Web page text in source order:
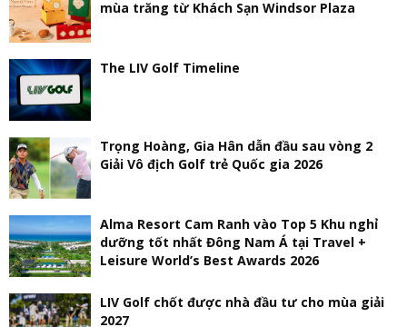
mùa trăng từ Khách Sạn Windsor Plaza
The LIV Golf Timeline
Trọng Hoàng, Gia Hân dẫn đầu sau vòng 2
Giải Vô địch Golf trẻ Quốc gia 2026
Alma Resort Cam Ranh vào Top 5 Khu nghỉ
dưỡng tốt nhất Đông Nam Á tại Travel +
Leisure World’s Best Awards 2026
LIV Golf chốt được nhà đầu tư cho mùa giải
2027